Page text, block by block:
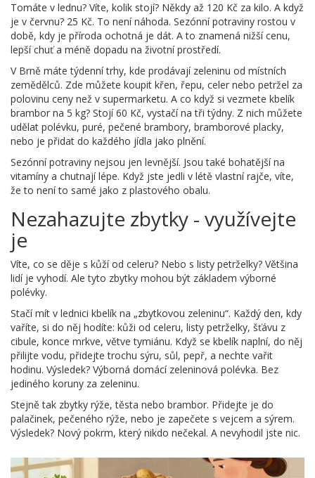
Tomáte v lednu? Víte, kolik stojí? Někdy až 120 Kč za kilo. A když
je v červnu? 25 Kč. To není náhoda. Sezónní potraviny rostou v
době, kdy je příroda ochotná je dát. A to znamená nižší cenu,
lepší chuť a méně dopadu na životní prostředí.
V Brně máte týdenní trhy, kde prodávají zeleninu od místních
zemědělců. Zde můžete koupit křen, řepu, celer nebo petržel za
polovinu ceny než v supermarketu. A co když si vezmete kbelík
brambor na 5 kg? Stojí 60 Kč, vystačí na tři týdny. Z nich můžete
udělat polévku, puré, pečené brambory, bramborové placky,
nebo je přidat do každého jídla jako plnění.
Sezónní potraviny nejsou jen levnější. Jsou také bohatější na
vitamíny a chutnají lépe. Když jste jedli v létě vlastní rajče, víte,
že to není to samé jako z plastového obalu.
Nezahazujte zbytky - využívejte
je
Víte, co se děje s kůží od celeru? Nebo s listy petrželky? Většina
lidí je vyhodí. Ale tyto zbytky mohou být základem výborné
polévky.
Stačí mít v lednici kbelík na „zbytkovou zeleninu“. Každý den, kdy
vaříte, si do něj hodíte: kůži od celeru, listy petrželky, šťávu z
cibule, konce mrkve, větve tymiánu. Když se kbelík naplní, do něj
přilijte vodu, přidejte trochu sýru, sůl, pepř, a nechte vařit
hodinu. Výsledek? Výborná domácí zeleninová polévka. Bez
jediného koruny za zeleninu.
Stejně tak zbytky rýže, těsta nebo brambor. Přidejte je do
palačinek, pečeného rýže, nebo je zapečete s vejcem a sýrem.
Výsledek? Nový pokrm, který nikdo nečekal. A nevyhodil jste nic.